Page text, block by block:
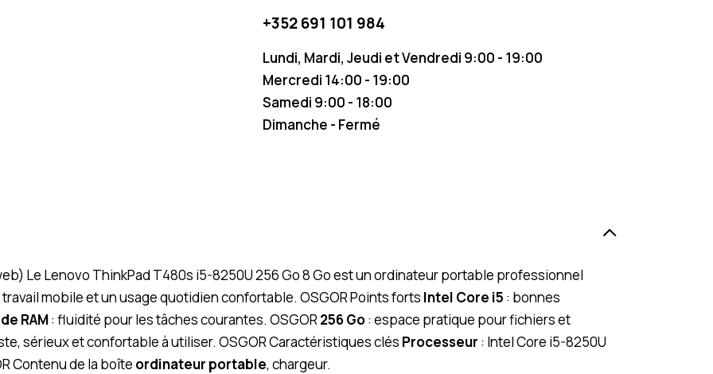
+352 691 101 984
Lundi, Mardi, Jeudi et Vendredi 9:00 - 19:00
Mercredi 14:00 - 19:00
Samedi 9:00 - 18:00
Dimanche - Fermé
Le Lenovo ThinkPad T480s i5-8250U 256 Go 8 Go est un ordinateur portable professionnel
mobile et un usage quotidien confortable. OSGOR Points forts Intel Core i5 : bonnes
RAM: fluidité pour les tâches courantes. OSGOR256 Go: espace pratique pour fichiers et
sérieux et confortable à utiliser. OSGOR Caractéristiques clés Processeur : Intel Core i5-8250U
Contenu de la boîte ordinateur portable, chargeur.